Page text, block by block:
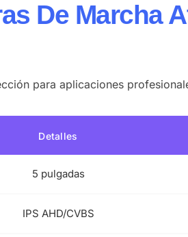
De Marcha
para aplicaciones
Detalles
5 pulgadas
IPS AHD/CVBS